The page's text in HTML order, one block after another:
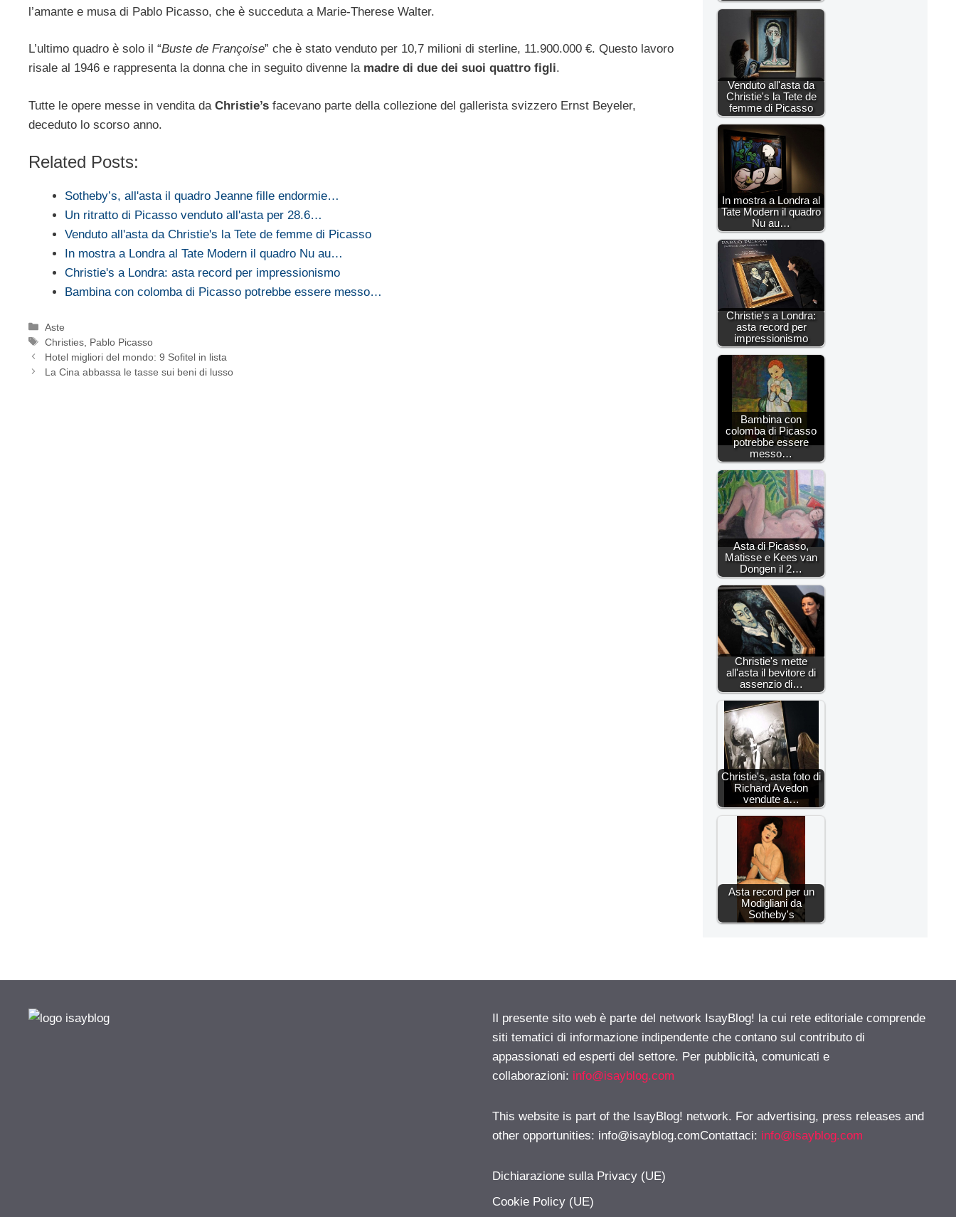
l’amante e musa di Pablo Picasso, che è succeduta a Marie-Therese Walter.
L’ultimo quadro è solo il “Buste de Françoise” che è stato venduto per 10,7 milioni di sterline, 11.900.000 €. Questo lavoro
risale al 1946 e rappresenta la donna che in seguito divenne la madre di due dei suoi quattro figli.
Tutte le opere messe in vendita da Christie’s facevano parte della collezione del gallerista svizzero Ernst Beyeler,
deceduto lo scorso anno.
Related Posts:
Sotheby’s, all'asta il quadro Jeanne fille endormie…
Un ritratto di Picasso venduto all'asta per 28.6…
Venduto all'asta da Christie's la Tete de femme di Picasso
In mostra a Londra al Tate Modern il quadro Nu au…
Christie's a Londra: asta record per impressionismo
Bambina con colomba di Picasso potrebbe essere messo…
Categorie
Aste
Tag
Christies Pablo Picasso
Hotel migliori del mondo: 9 Sofitel in lista
La Cina abbassa le tasse sui beni di lusso
Venduto all'asta da
Christie's la Tete de
femme di Picasso
In mostra a Londra al
Tate Modern il quadro
Nu au…
Christie's a Londra:
asta record per
impressionismo
Bambina con
colomba di Picasso
potrebbe essere
messo…
Asta di Picasso,
Matisse e Kees van
Dongen il 2…
Christie's mette
all'asta il bevitore di
assenzio di…
Christie's, asta foto di
Richard Avedon
vendute a…
Asta record per un
Modigliani da
Sotheby's
Il presente sito web è parte del network IsayBlog! la cui rete editoriale comprende
siti tematici di informazione indipendente che contano sul contributo di
appassionati ed esperti del settore. Per pubblicità, comunicati e
collaborazioni: info@isayblog.com
This website is part of the IsayBlog! network. For advertising, press releases and
other opportunities: info@isayblog.comContattaci: info@isayblog.com
Dichiarazione sulla Privacy (UE)
Cookie Policy (UE)